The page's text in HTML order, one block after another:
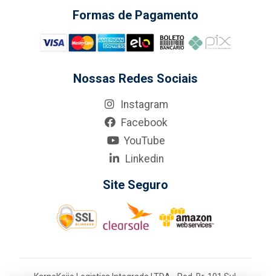
Formas de Pagamento
Nossas Redes Sociais
Instagram
Facebook
YouTube
Linkedin
Site Seguro